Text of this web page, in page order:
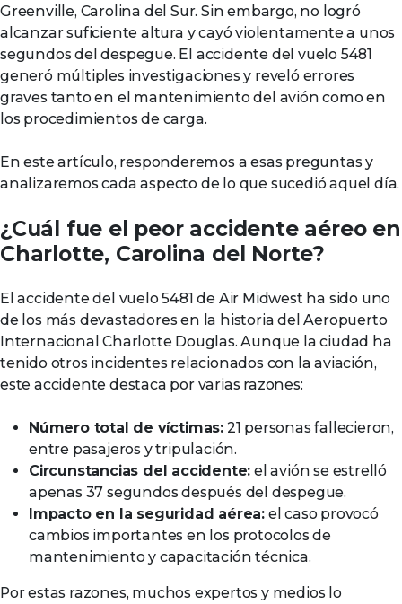
Greenville, Carolina del Sur. Sin embargo, no logró
alcanzar suficiente altura y cayó violentamente a unos
segundos del despegue. El accidente del vuelo 5481
generó múltiples investigaciones y reveló errores
graves tanto en el mantenimiento del avión como en
los procedimientos de carga.
En este artículo, responderemos a esas preguntas y
analizaremos cada aspecto de lo que sucedió aquel día.
¿Cuál fue el peor accidente aéreo en
Charlotte, Carolina del Norte?
El accidente del vuelo 5481 de Air Midwest ha sido uno
de los más devastadores en la historia del Aeropuerto
Internacional Charlotte Douglas. Aunque la ciudad ha
tenido otros incidentes relacionados con la aviación,
este accidente destaca por varias razones:
Número total de víctimas: 21 personas fallecieron,
entre pasajeros y tripulación.
Circunstancias del accidente: el avión se estrelló
apenas 37 segundos después del despegue.
Impacto en la seguridad aérea: el caso provocó
cambios importantes en los protocolos de
mantenimiento y capacitación técnica.
Por estas razones, muchos expertos y medios lo